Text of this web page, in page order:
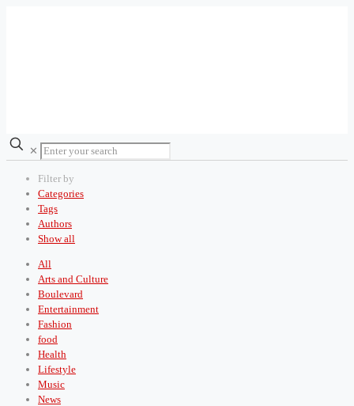
✕
Filter by
Categories
Tags
Authors
Show all
All
Arts and Culture
Boulevard
Entertainment
Fashion
food
Health
Lifestyle
Music
News